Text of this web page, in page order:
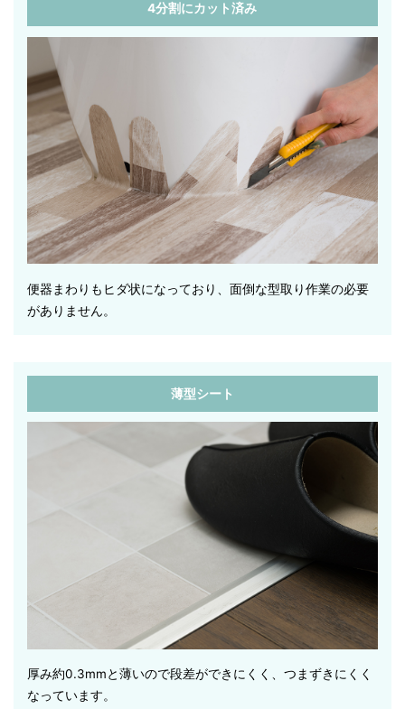
4分割にカット済み
便器まわりもヒダ状になっており、面倒な型取り作業の必要
がありません。
薄型シート
厚み約0.3mmと薄いので段差ができにくく、つまずきにくく
なっています。